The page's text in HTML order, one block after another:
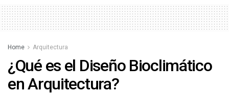
Home Arquitectura
¿Qué es el Diseño Bioclimático
en Arquitectura?